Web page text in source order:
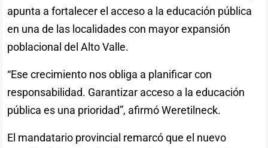
apunta a fortalecer el acceso a la educación pública
en una de las localidades con mayor expansión
poblacional del Alto Valle.
“Ese crecimiento nos obliga a planificar con
responsabilidad. Garantizar acceso a la educación
pública es una prioridad”, afirmó Weretilneck.
El mandatario provincial remarcó que el nuevo